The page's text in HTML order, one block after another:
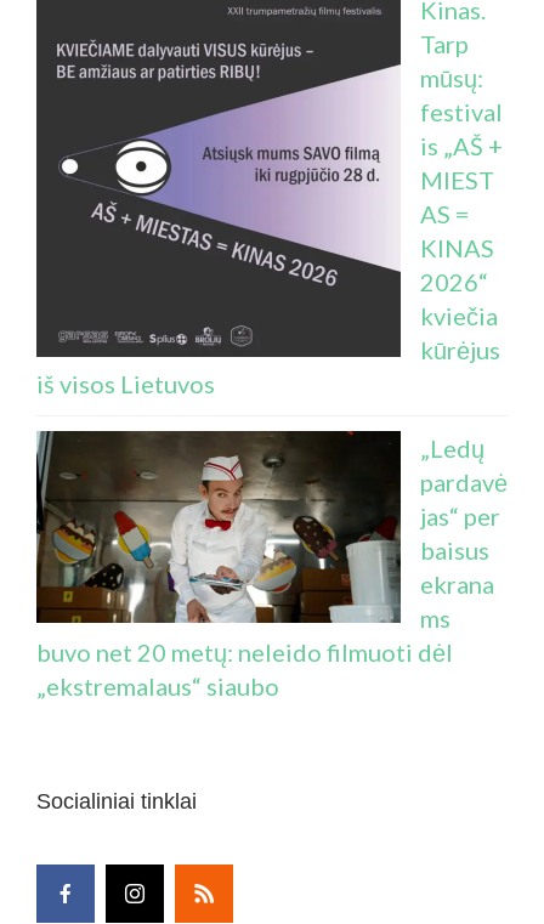
Kinas.
Tarp
mūsų:
festival
is „AŠ +
MIEST
AS =
KINAS
2026“
kviečia
kūrėjus
iš visos Lietuvos
„Ledų
pardavė
jas“ per
baisus
ekrana
ms
buvo net 20 metų: neleido filmuoti dėl
„ekstremalaus“ siaubo
Socialiniai tinklai